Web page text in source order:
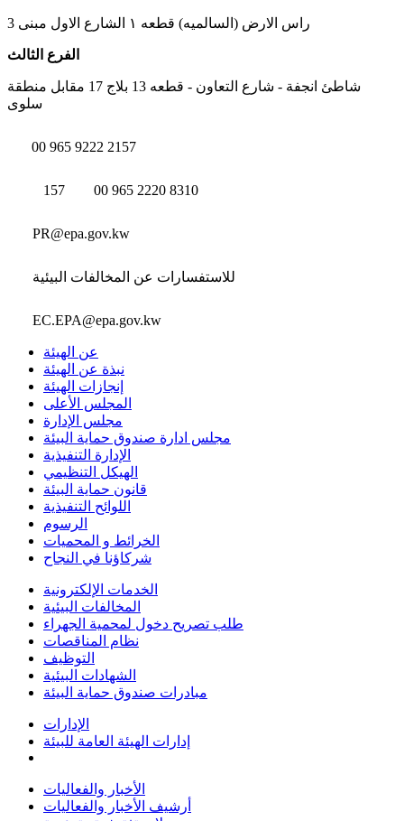
راس الارض (السالميه) قطعه ١ الشارع الاول مبنى 3
الفرع الثالث
شاطئ انجفة - شارع التعاون - قطعه 13 بلاج 17 مقابل منطقة
سلوى
00 965 9222 2157
157 00 965 2220 8310
PR@epa.gov.kw
للاستفسارات عن المخالفات البيئية
EC.EPA@epa.gov.kw
عن الهيئة
نبذة عن الهيئة
إنجازات الهيئة
المجلس الأعلى
مجلس الإدارة
مجلس ادارة صندوق حماية البيئة
الإدارة التنفيذية
الهيكل التنظيمي
قانون حماية البيئة
اللوائح التنفيذية
الرسوم
الخرائط و المحميات
شركاؤنا في النجاح
الخدمات الإلكترونية
المخالفات البيئية
طلب تصريح دخول لمحمية الجهراء
نظام المناقصات
التوظيف
الشهادات البيئية
مبادرات صندوق حماية البيئة
الإدارات
إدارات الهيئة العامة للبيئة
الأخبار والفعاليات
أرشيف الأخبار والفعاليات